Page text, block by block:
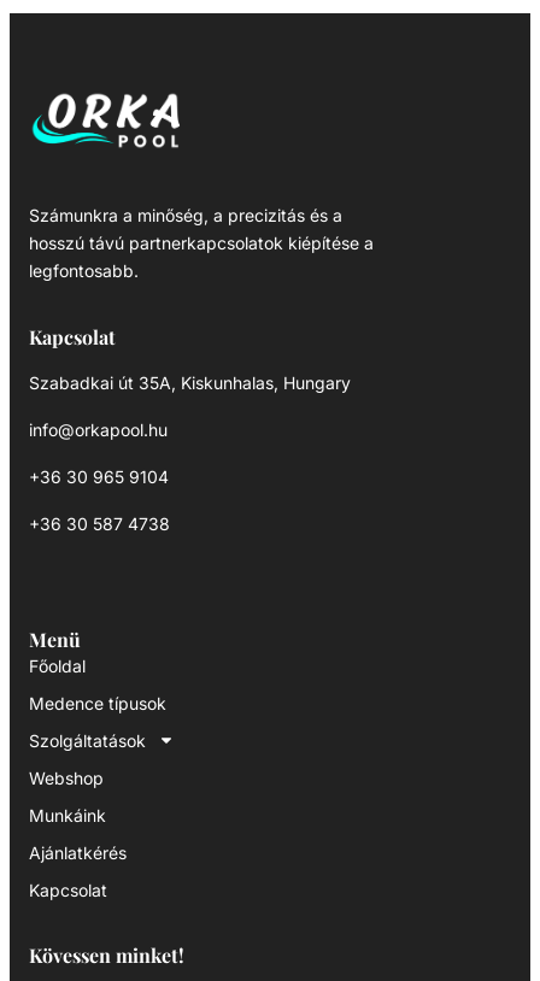
Számunkra a minőség, a precizitás és a
hosszú távú partnerkapcsolatok kiépítése a
legfontosabb.
Kapcsolat
Szabadkai út 35A, Kiskunhalas, Hungary
info@orkapool.hu
+36 30 965 9104
+36 30 587 4738
Menü
Főoldal
Medence típusok
Szolgáltatások
Webshop
Munkáink
Ajánlatkérés
Kapcsolat
Kövessen minket!